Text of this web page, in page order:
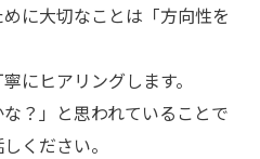
に大切なことは「方向性を
にヒアリングします。
？」と思われていることで
ください。